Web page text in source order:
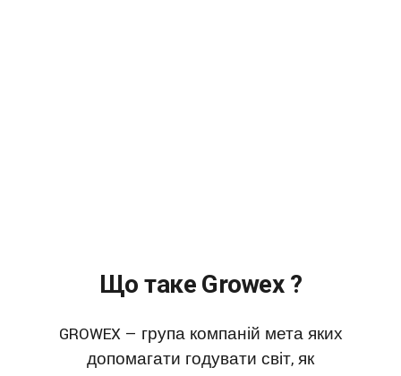
Що таке Growex ?
GROWEX — група компаній мета яких
допомагати годувати світ, як